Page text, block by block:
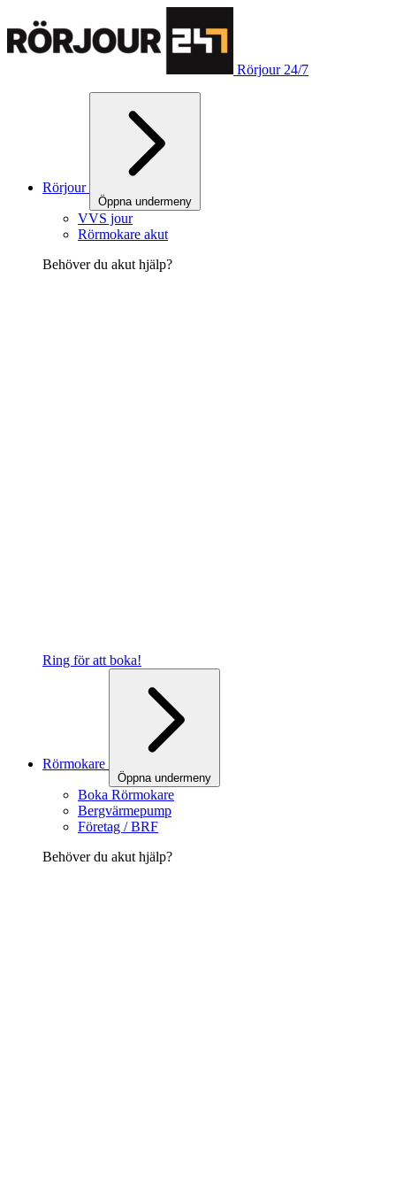
Rörjour 24/7
Rörjour
Öppna undermeny
VVS jour
Rörmokare akut
Behöver du akut hjälp?
Ring för att boka!
Rörmokare
Öppna undermeny
Boka Rörmokare
Bergvärmepump
Företag / BRF
Behöver du akut hjälp?